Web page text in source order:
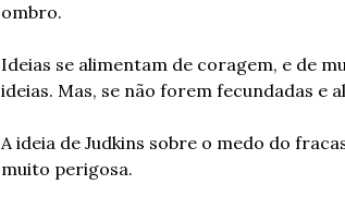
ombro.
Ideias se alimentam de coragem, e de
ideias. Mas, se não forem fecundadas e
A ideia de Judkins sobre o medo do
muito perigosa.